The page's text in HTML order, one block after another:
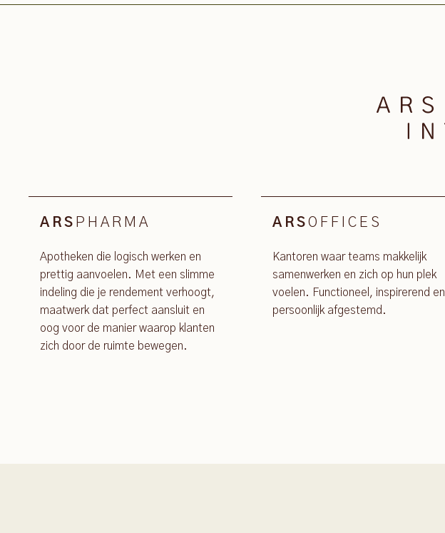
ARS PHARMA
Apotheken die logisch werken en
prettig aanvoelen. Met een slimme
indeling die je rendement verhoogt,
maatwerk dat perfect aansluit en
oog voor de manier waarop klanten
zich door de ruimte bewegen.
ARS OFFICES
Kantoren waar teams makkelijk
samenwerken en zich op hun plek
voelen. Functioneel, inspirerend en
persoonlijk afgestemd.